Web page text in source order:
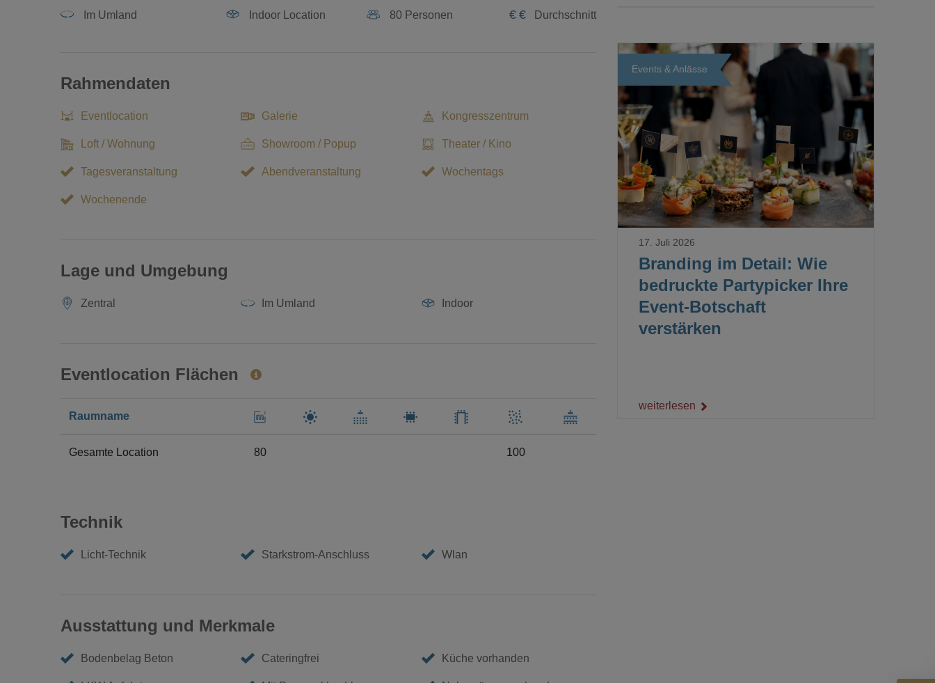
Im Umland Indoor Location 80 Personen € € Durchschnitt
Rahmendaten
Eventlocation Galerie Kongresszentrum
Loft / Wohnung Showroom / Popup Theater / Kino
Tagesveranstaltung Abendveranstaltung Wochentags
Wochenende
Lage und Umgebung
Zentral Im Umland Indoor
Eventlocation Flächen
Raumname
Gesamte Location 80 100
Technik
Licht-Technik Starkstrom-Anschluss Wlan
Ausstattung und Merkmale
Bodenbelag Beton Cateringfrei Küche vorhanden
Events & Anlässe
Loading...
Branding im Detail: Wie
bedruckte Partypicker Ihre
Event-Botschaft
verstärken
17. Juli 2026
weiterlesen